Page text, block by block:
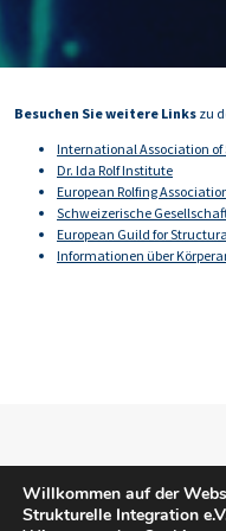
Besuchen Sie weitere Links zu
International Association of
Dr. Ida Rolf Institute
European Rolfing Association
Schweizerische
European Guild for
Informationen über
Willkommen auf der
Strukturelle Integration